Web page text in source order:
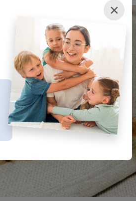
×
Fernando Henrique Cardoso, e o
Nunes.
10 mil visualizações.